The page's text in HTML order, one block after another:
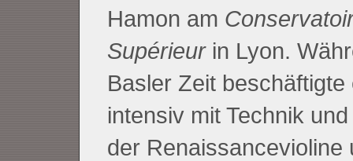
Hamon am
Supérieurin Lyon.
Basler Zeit beschäftigte
intensiv mit Technik
der Renaissancevioline